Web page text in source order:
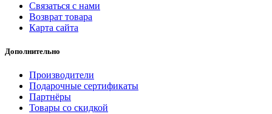
Связаться с нами
Возврат товара
Карта сайта
Дополнительно
Производители
Подарочные сертификаты
Партнёры
Товары со скидкой